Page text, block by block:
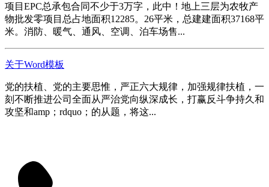
项目EPC总承包合同不少于3万字，此中！地上三层为农牧产
物批发零项目总占地面积12285。26平米，总建建面积37168平
米。消防、暖气、通风、空调、泊车场售...
关于Word模板
党的扶植、党的主要思惟，严正六大规律，加强规律扶植，一
刻不断推进公司全面从严治党向纵深成长，打赢反斗争持久和
攻坚和amp；rdquo；的从题，将这...